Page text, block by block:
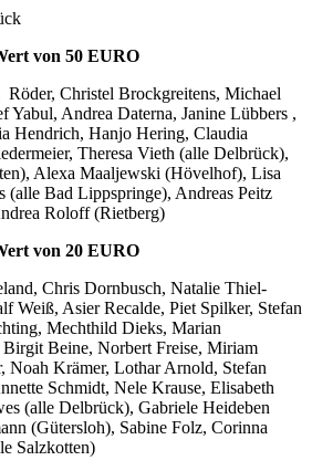
von 50 EURO
Christel Brockgreitens, Michael
Yabul, Andrea Daterna, Janine Lübbers ,
Hendrich, Hanjo Hering, Claudia
Theresa Vieth (alle Delbrück),
Alexa Maaljewski (Hövelhof), Lisa
(alle Bad Lippspringe), Andreas Peitz
Roloff (Rietberg)
von 20 EURO
Chris Dornbusch, Natalie Thiel-
Weiß, Asier Recalde, Piet Spilker, Stefan
Mechthild Dieks, Marian
Beine, Norbert Freise, Miriam
Noah Krämer, Lothar Arnold, Stefan
Schmidt, Nele Krause, Elisabeth
(alle Delbrück), Gabriele Heideben
(Gütersloh), Sabine Folz, Corinna
Salzkotten)